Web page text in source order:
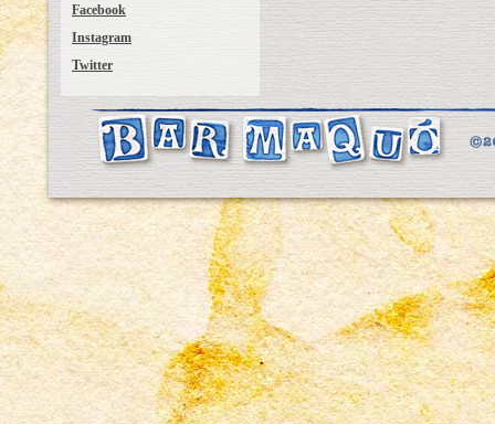
Facebook
Instagram
Twitter